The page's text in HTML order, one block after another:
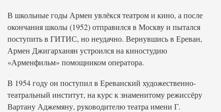
В школьные годы Армен увлёкся театром и кино, а после
окончания школы (1952) отправился в Москву и пытался
поступить в ГИТИС, но неудачно. Вернувшись в Ереван,
Армен Джигарханян устроился на киностудию
«Арменфильм» помощником оператора.
В 1954 году он поступил в Ереванский художественно-
театральный институт, на курс к знаменитому режиссёру
Вартану Аджемяну, руководителю театра имени Г.